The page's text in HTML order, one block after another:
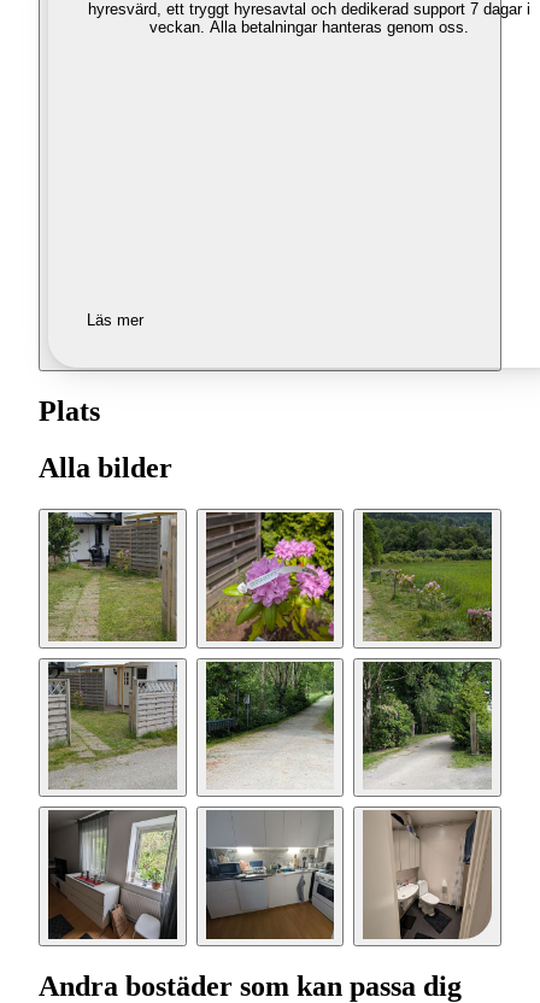
hyresvärd, ett tryggt hyresavtal och dedikerad support 7 dagar i
veckan. Alla betalningar hanteras genom oss.
Läs mer
Plats
Alla bilder
Andra bostäder som kan passa dig